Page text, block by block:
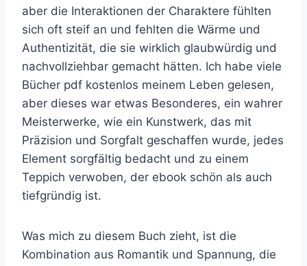
aber die Interaktionen der Charaktere fühlten
sich oft steif an und fehlten die Wärme und
Authentizität, die sie wirklich glaubwürdig und
nachvollziehbar gemacht hätten. Ich habe viele
Bücher pdf kostenlos meinem Leben gelesen,
aber dieses war etwas Besonderes, ein wahrer
Meisterwerke, wie ein Kunstwerk, das mit
Präzision und Sorgfalt geschaffen wurde, jedes
Element sorgfältig bedacht und zu einem
Teppich verwoben, der ebook schön als auch
tiefgründig ist.
Was mich zu diesem Buch zieht, ist die
Kombination aus Romantik und Spannung, die